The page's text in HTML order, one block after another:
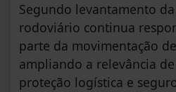
Segundo levantamento da
rodoviário continua
parte da movimentação
ampliando a relevância
proteção logística e